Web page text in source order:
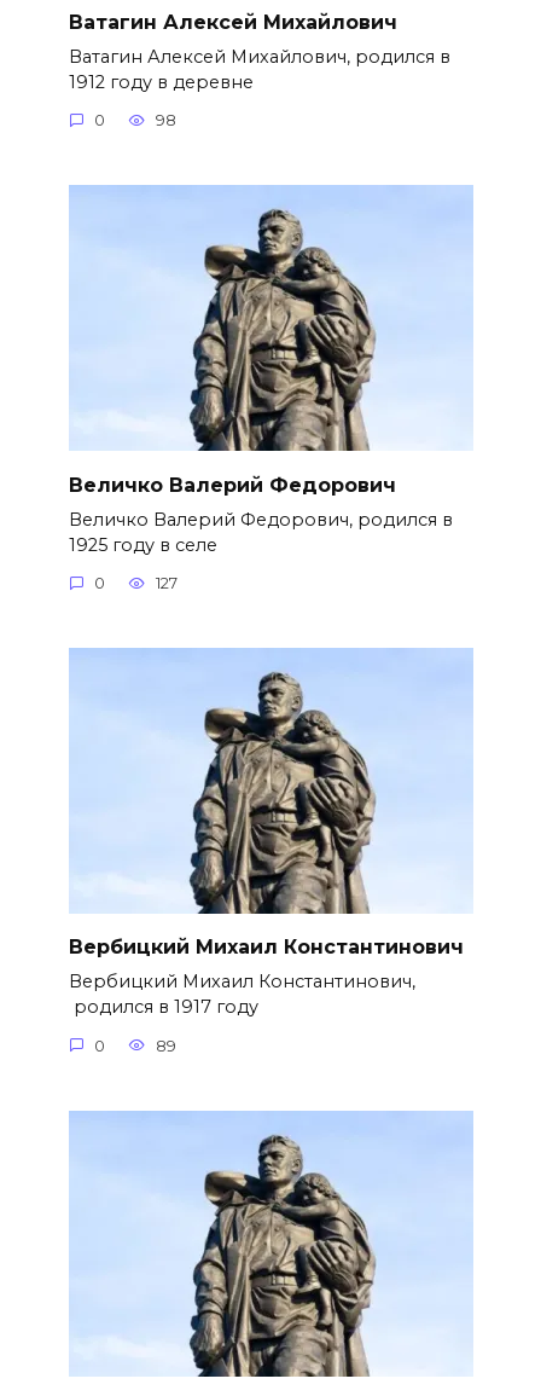
Ватагин Алексей Михайлович
Ватагин Алексей Михайлович, родился в
1912 году в деревне
0 98
Величко Валерий Федорович
Величко Валерий Федорович, родился в
1925 году в селе
0 127
Вербицкий Михаил Константинович
Вербицкий Михаил Константинович,
родился в 1917 году
0 89